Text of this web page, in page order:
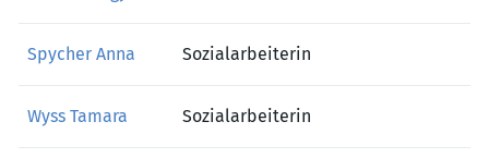
Spycher Anna Sozialarbeiterin
Wyss Tamara Sozialarbeiterin